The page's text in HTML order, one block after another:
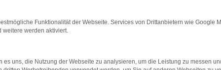
Network Error
ist ein Fehler aufgetreten.
paar Tipps, die dir helfen können:
Funktionalität der Webseite. Services von Drittanbietern wie Google
weitere werden aktiviert.
es uns, die Nutzung der Webseite zu analysieren, um die Leistung zu messen